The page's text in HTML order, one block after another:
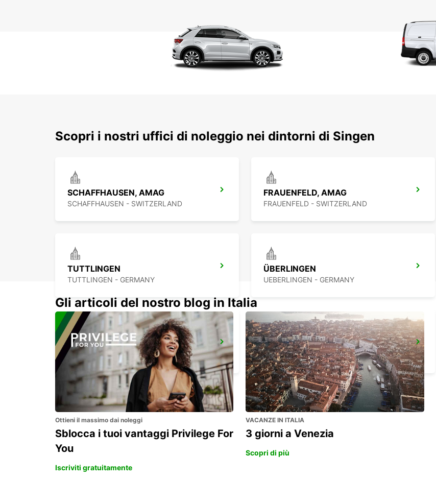
Scopri i nostri uffici di noleggio nei dintorni di Singen
SCHAFFHAUSEN, AMAG
SCHAFFHAUSEN - SWITZERLAND
FRAUENFELD, AMAG
FRAUENFELD - SWITZERLAND
TUTTLINGEN
TUTTLINGEN - GERMANY
ÜBERLINGEN
UEBERLINGEN - GERMANY
WINTERTHUR, TOESS AMAG
WINTERTHUR - SWITZERLAND
PFULLENDORF
PFULLENDORF - GERMANY
Gli articoli del nostro blog in Italia
Ottieni il massimo dai noleggi
Sblocca i tuoi vantaggi Privilege For
You
Iscriviti gratuitamente
VACANZE IN ITALIA
3 giorni a Venezia
Scopri di più